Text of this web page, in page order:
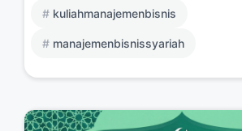
kuliahmanajemenbisnis
manajemenbisnissyariah